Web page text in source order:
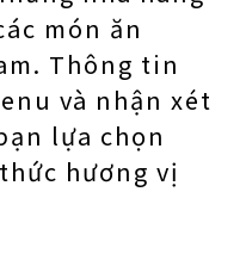
món ăn
Thông tin
và nhận xét
lựa chọn
hương vị